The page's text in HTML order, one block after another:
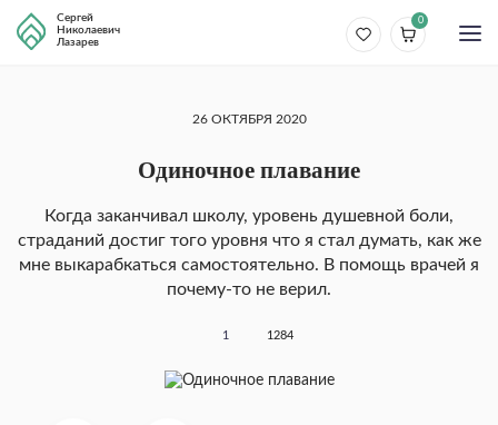
Сергей
Николаевич
Лазарев
0
26 ОКТЯБРЯ 2020
Одиночное плавание
Когда заканчивал школу, уровень душевной боли,
страданий достиг того уровня что я стал думать, как же
мне выкарабкаться самостоятельно. В помощь врачей я
почему-то не верил.
1 1284